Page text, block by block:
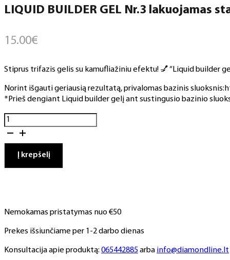
LIQUID BUILDER GEL Nr.3 lakuojamas
15.00€
Stiprus trifazis gelis su kamufliažiniu efektu! 💅 “Liquid builder
Norint išgauti geriausią rezultatą, privalomas bazinis
*Prieš dengiant Liquid builder gelį ant sustingusio bazinio
produkto
kiekis:
BUILDER
buteliuke,
Į krepšelį
Nemokamas pristatymas nuo €50
Prekes išsiunčiame per 1-2 darbo dienas
Konsultacija apie produktą: 065442885arba info@diamondline.lt